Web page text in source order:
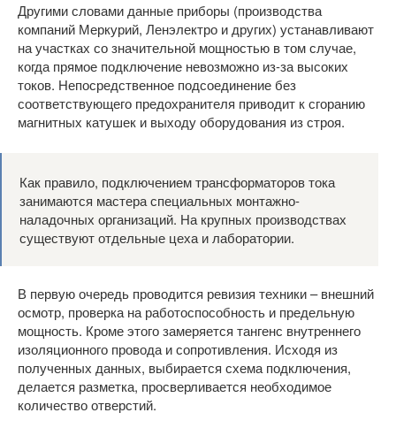
Другими словами данные приборы (производства
компаний Меркурий, Ленэлектро и других) устанавливают
на участках со значительной мощностью в том случае,
когда прямое подключение невозможно из-за высоких
токов. Непосредственное подсоединение без
соответствующего предохранителя приводит к сгоранию
магнитных катушек и выходу оборудования из строя.
Как правило, подключением трансформаторов тока
занимаются мастера специальных монтажно-
наладочных организаций. На крупных производствах
существуют отдельные цеха и лаборатории.
В первую очередь проводится ревизия техники – внешний
осмотр, проверка на работоспособность и предельную
мощность. Кроме этого замеряется тангенс внутреннего
изоляционного провода и сопротивления. Исходя из
полученных данных, выбирается схема подключения,
делается разметка, просверливается необходимое
количество отверстий.